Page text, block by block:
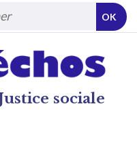
sociale
OK